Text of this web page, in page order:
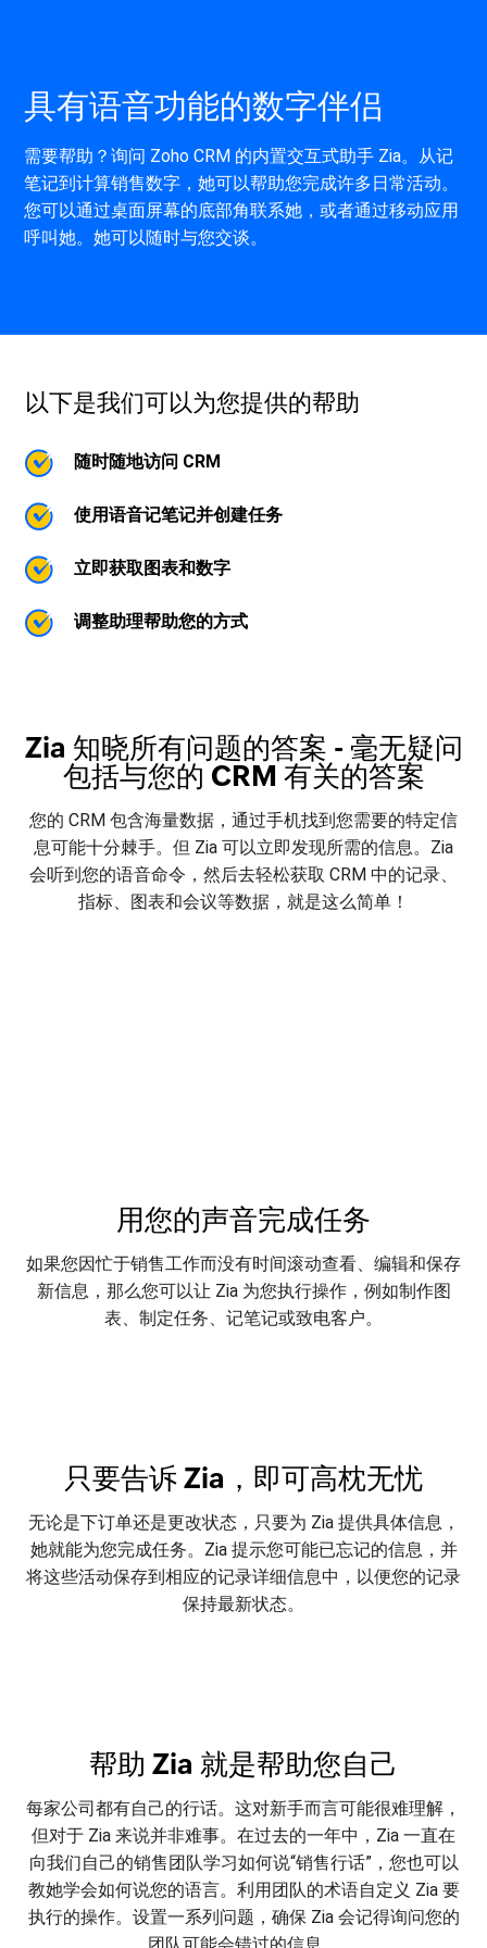
具有语音功能的数字伴侣
需要帮助？询问 Zoho CRM 的内置交互式助手 Zia。从记
笔记到计算销售数字，她可以帮助您完成许多日常活动。
您可以通过桌面屏幕的底部角联系她，或者通过移动应用
呼叫她。她可以随时与您交谈。
以下是我们可以为您提供的帮助
随时随地访问 CRM
使用语音记笔记并创建任务
立即获取图表和数字
调整助理帮助您的方式
Zia 知晓所有问题的答案 - 毫无疑问
包括与您的 CRM 有关的答案
您的 CRM 包含海量数据，通过手机找到您需要的特定信
息可能十分棘手。但 Zia 可以立即发现所需的信息。Zia
会听到您的语音命令，然后去轻松获取 CRM 中的记录、
指标、图表和会议等数据，就是这么简单！
用您的声音完成任务
如果您因忙于销售工作而没有时间滚动查看、编辑和保存
新信息，那么您可以让 Zia 为您执行操作，例如制作图
表、制定任务、记笔记或致电客户。
只要告诉 Zia，即可高枕无忧
无论是下订单还是更改状态，只要为 Zia 提供具体信息，
她就能为您完成任务。Zia 提示您可能已忘记的信息，并
将这些活动保存到相应的记录详细信息中，以便您的记录
保持最新状态。
帮助 Zia 就是帮助您自己
每家公司都有自己的行话。这对新手而言可能很难理解，
但对于 Zia 来说并非难事。在过去的一年中，Zia 一直在
向我们自己的销售团队学习如何说“销售行话”，您也可以
教她学会如何说您的语言。利用团队的术语自定义 Zia 要
执行的操作。设置一系列问题，确保 Zia 会记得询问您的